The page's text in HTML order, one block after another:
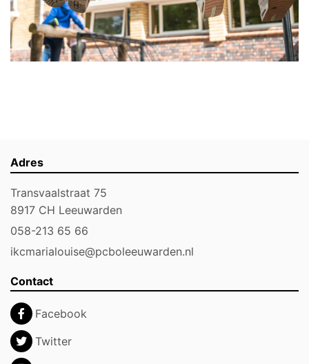
Adres
Transvaalstraat 75
8917 CH Leeuwarden
058-213 65 66
ikcmarialouise@pcboleeuwarden.nl
Contact
Facebook
Twitter